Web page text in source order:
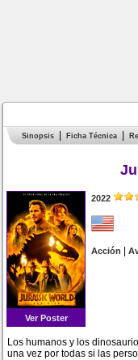
Sinopsis Ficha Técnica
Ver Poster
2022
Acción |
Los humanos y los
una vez por todas si las